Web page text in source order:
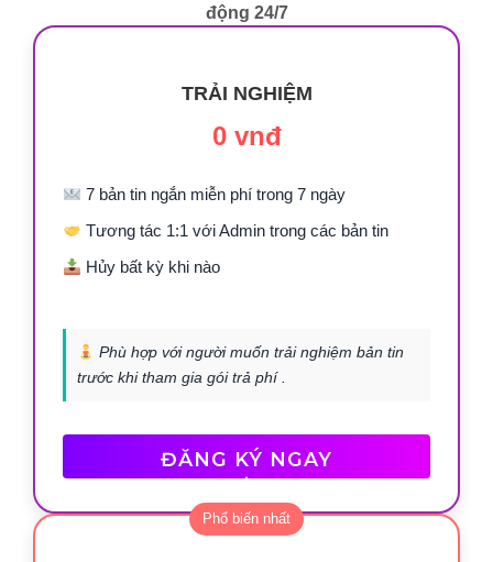
động 24/7
TRẢI NGHIỆM
0 vnđ
7 bản tin ngắn miễn phí trong 7 ngày
Tương tác 1:1 với Admin trong các bản tin
Hủy bất kỳ khi nào
Phù hợp với người muốn trải nghiệm bản tin
trước khi tham gia gói trả phí .
ĐĂNG KÝ NGAY